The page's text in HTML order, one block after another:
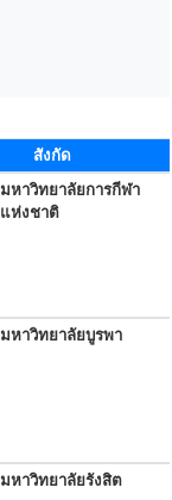
สังกัด
มหาวิทยาลัยการกีฬา
แห่งชาติ
มหาวิทยาลัยบูรพา
มหาวิทยาลัยรังสิต